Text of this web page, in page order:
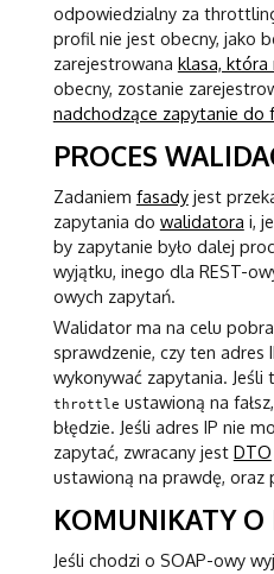
odpowiedzialny za
profil nie jest obecny, jako
zarejestrowana klasa, która
obecny, zostanie
nadchodzące zapytanie do
PROCES
Zadaniem fasadyjest
zapytania do walidatora i,
by zapytanie było dalej
wyjątku, inego dla REST-
owych zapytań.
Walidator ma na celu
sprawdzenie, czy ten adres
wykonywać zapytania. Jeśli
throttle ustawioną na
błędzie. Jeśli adres IP nie
zapytać, zwracany jest DTO
ustawioną na prawdę,
KOMUNIKATY O
Jeśli chodzi o SOAP-owy